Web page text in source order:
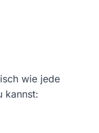
wie jede
kannst: